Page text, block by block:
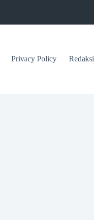
Privacy Policy Redaksi